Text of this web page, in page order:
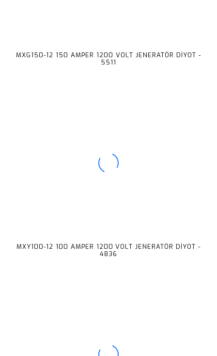
MXG150-12 150 AMPER 1200 VOLT JENERATÖR DİYOT -
5511
MXY100-12 100 AMPER 1200 VOLT JENERATÖR DİYOT -
4836